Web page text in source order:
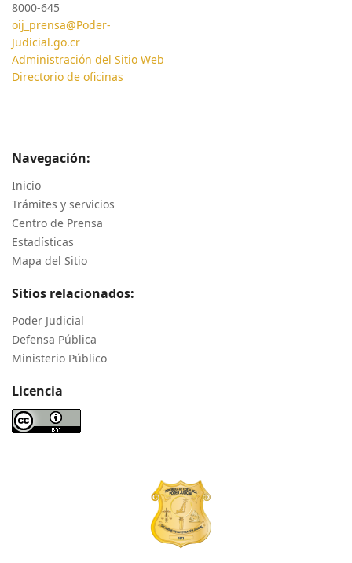
8000-645
oij_prensa@Poder-
Judicial.go.cr
Administración del Sitio Web
Directorio de oficinas
Navegación:
Inicio
Trámites y servicios
Centro de Prensa
Estadísticas
Mapa del Sitio
Sitios relacionados:
Poder Judicial
Defensa Pública
Ministerio Público
Licencia